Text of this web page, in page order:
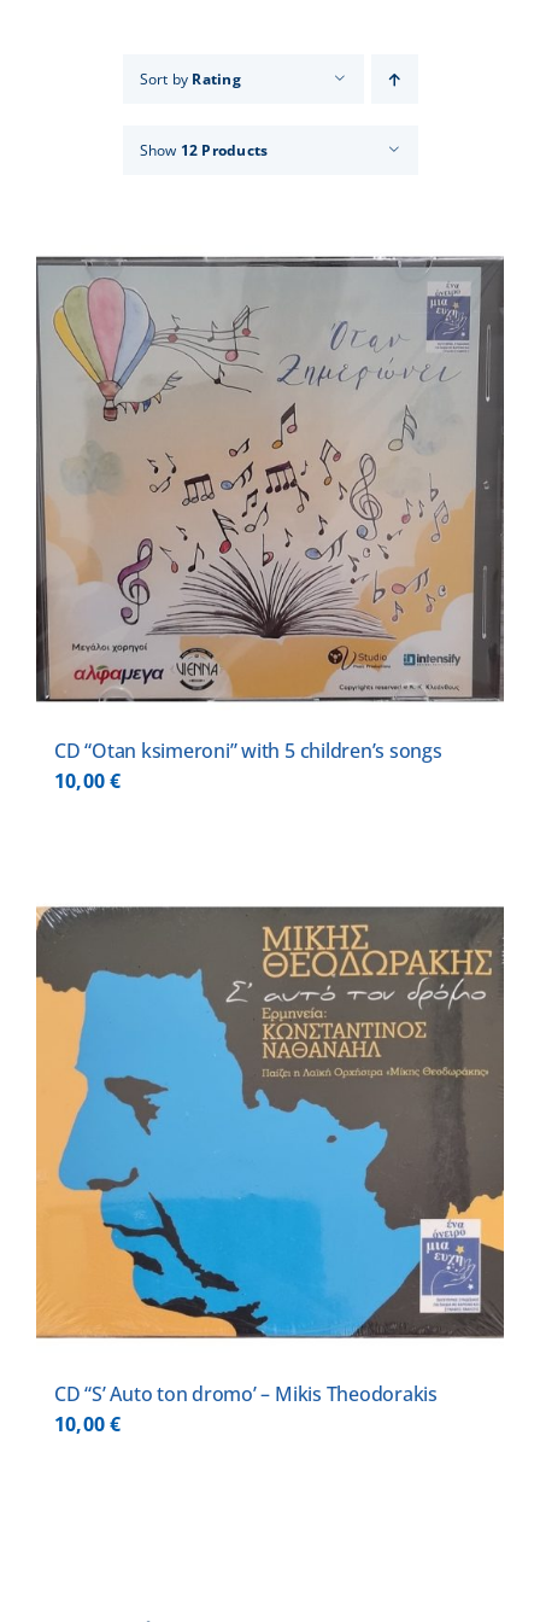
Contact us
Donations
Sort by Rating
Show 12 Products
CD “Otan ksimeroni” with 5 children’s songs
10,00€
CD “S’ Auto ton dromo’ – Mikis Theodorakis
10,00€